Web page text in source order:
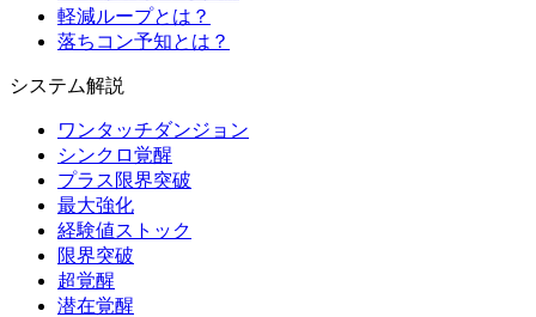
軽減ループとは？
落ちコン予知とは？
システム解説
ワンタッチダンジョン
シンクロ覚醒
プラス限界突破
最大強化
経験値ストック
限界突破
超覚醒
潜在覚醒